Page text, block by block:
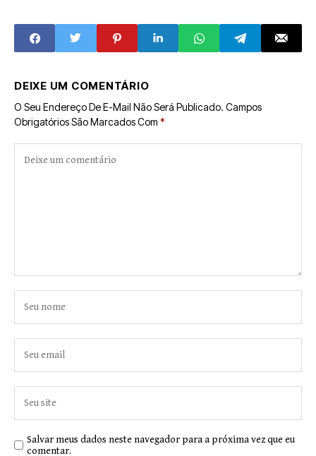
DEIXE UM COMENTÁRIO
O Seu Endereço De E-Mail Não Será Publicado. Campos
Obrigatórios São Marcados Com *
Salvar meus dados neste navegador para a próxima vez que eu
comentar.